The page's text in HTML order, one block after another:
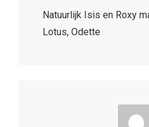
Natuurlijk Isis en Roxy
Lotus, Odette